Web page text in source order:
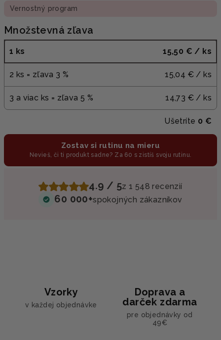
Vernostný program
Množstevná zľava
1 ks 15,50 € / ks
2 ks = zľava 3 % 15,04 € / ks
3 a viac ks = zľava 5 % 14,73 € / ks
Ušetríte 0 €
Zostav si rutinu na mieru
Nevieš, či ti produkt sadne? Za 60 s zistíš svoju rutinu.
4.9 / 5z 1 548 recenzií
60 000+spokojných zákazníkov
Vzorky
v každej objednávke
Doprava a
darček zdarma
pre objednávky od
49€